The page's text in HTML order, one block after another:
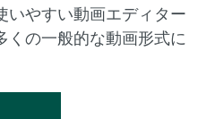
いやすい動画エディター
くの一般的な動画形式に